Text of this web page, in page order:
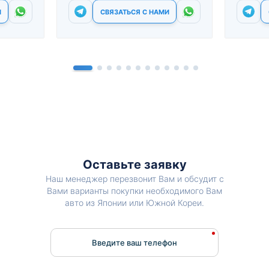
СВЯЗАТЬСЯ С НАМИ
Оставьте заявку
Наш менеджер перезвонит Вам и обсудит с
Вами варианты покупки необходимого Вам
авто из Японии или Южной Кореи.
Введите ваш телефон